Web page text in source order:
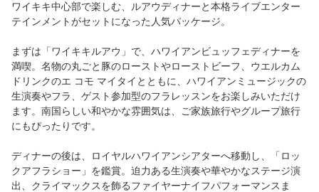
ワイキキルアウについて
ワイキキルアウ（ブッフェディナー）
イベント・団体
ニューイヤーズ イブ ミッドナイトショー
ロイヤルハワイアンシアターのレンタル
貸切パーティー・出張サービス
ワイキキ中心部で楽しむ、ルアウディナーと本格ライブエンター
テインメントがセットになった人気パッケージ。
まずは「ワイキキルアウ」で、ハワイアンビュッフェディナーを
満喫。名物の丸ごと豚のローストやローストビーフ、ウエルカム
ドリンクのエ コモ マイタイとともに、ハワイアンミュージックの
生演奏やフラ、ゲスト参加型のフラレッスンをお楽しみいただけ
ます。南国らしい和やかな雰囲気は、ご家族旅行やグループ旅行
にもぴったりです。
ディナーの後は、ロイヤルハワイアンシアターへ移動し、「ロッ
クアフラショー」を鑑賞。迫力ある生演奏や華やかなステージ演
出、クライマックスを飾るファイヤーナイフパフォーマンスま